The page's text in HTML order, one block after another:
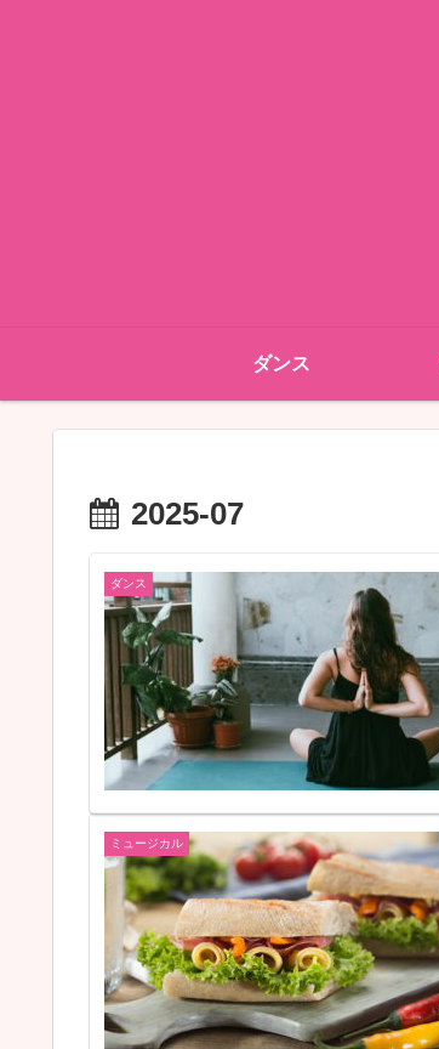
ダンス
2025-07
ダンス
ミュージカル